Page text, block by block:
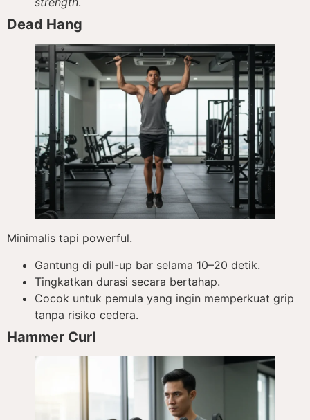
Dead Hang
Minimalis tapi powerful.
Gantung di pull-up bar selama 10–20 detik.
Tingkatkan durasi secara bertahap.
Cocok untuk pemula yang ingin memperkuat grip
tanpa risiko cedera.
Hammer Curl